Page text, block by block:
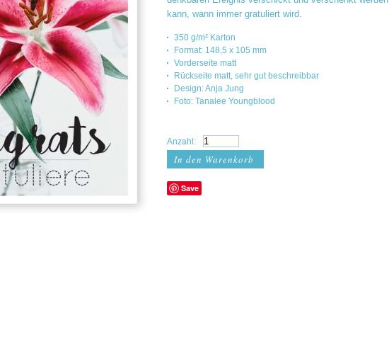
kann, wann immer gratuliert wird.
350 g/m² Karton
Format: 148,5 x 105 mm
Vorderseite matt
Rückseite matt, sehr gut beschreibbar
Design: Anja Jung
Foto: Tanalee Youngblood
Anzahl:
Save